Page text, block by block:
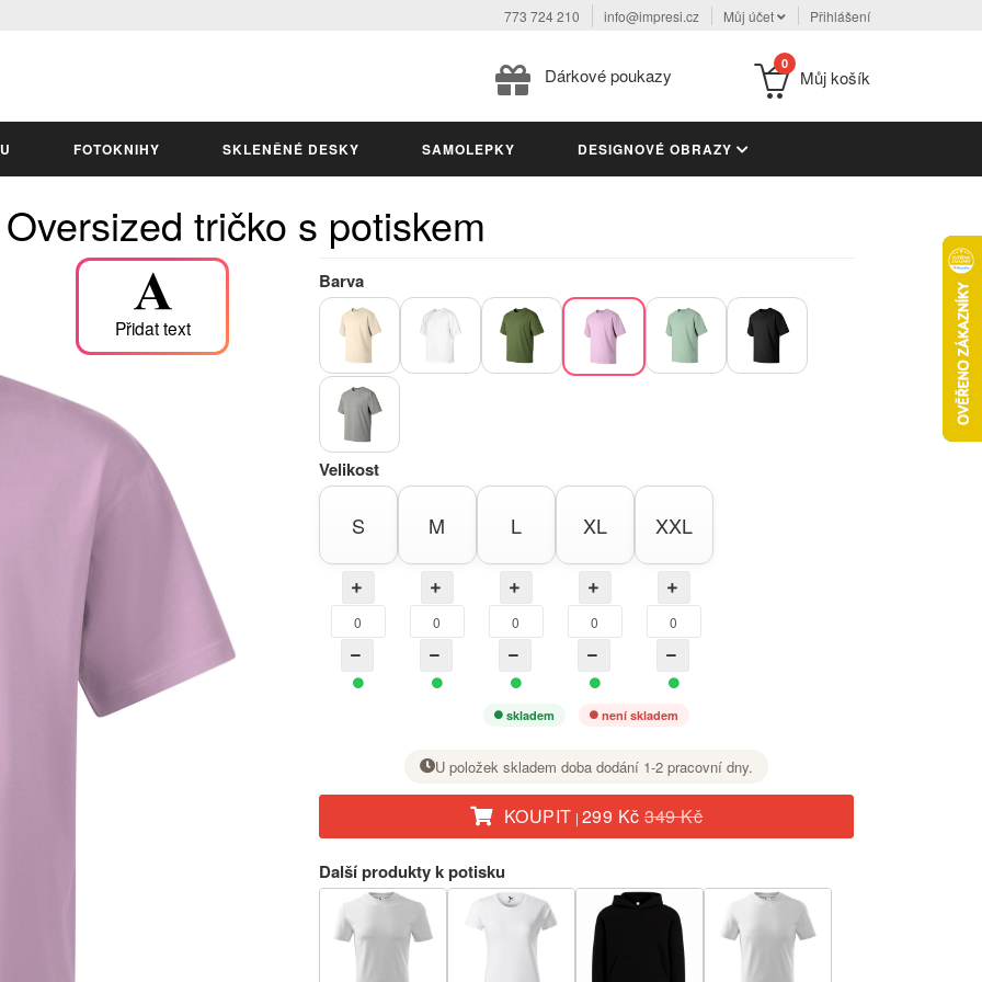
773 724 210 info@impresi.cz Můj účet Přihlášení
Dárkové poukazy
0
Můj košík
FOTOKNIHY SKLENĚNÉ DESKY SAMOLEPKY DESIGNOVÉ OBRAZY
Oversized tričko s potiskem
Přidat text
Barva
Velikost
S M L XL XXL
skladem není skladem
U položek skladem doba dodání 1-2 pracovní dny.
KOUPIT | 299 Kč349 Kč
Další produkty k potisku